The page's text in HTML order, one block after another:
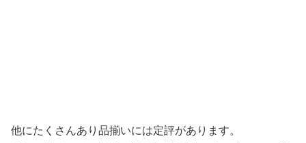
他にたくさんあり品揃いには定評があります。